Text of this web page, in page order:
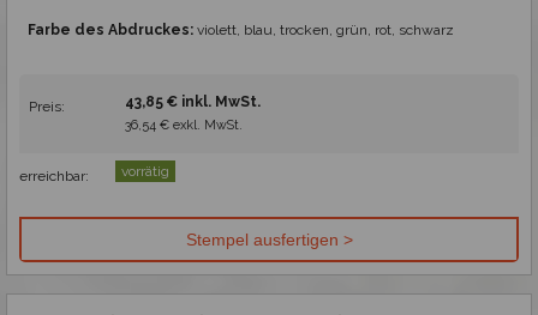
Farbe des Abdruckes: violett, blau, trocken, grün, rot, schwarz
Preis: 43,85 € inkl. MwSt.
36,54 € exkl. MwSt.
erreichbar: vorrätig